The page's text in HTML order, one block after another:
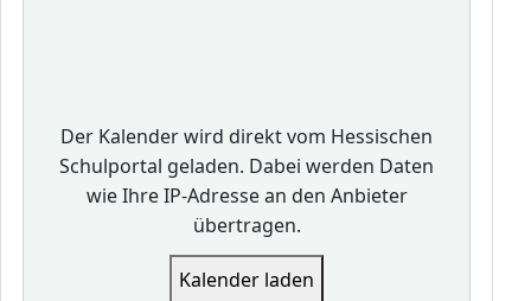
Der Kalender wird direkt vom Hessischen
Schulportal geladen. Dabei werden Daten
wie Ihre IP-Adresse an den Anbieter
übertragen.
Kalender laden